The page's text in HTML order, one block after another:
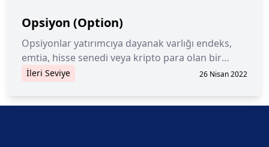
Opsiyon (Option)
Opsiyonlar yatırımcıya dayanak varlığı endeks,
emtia, hisse senedi veya kripto para olan bir
enstrümanı belirli bir tarihte ve belirli bir fiyattan
İleri Seviye 26 Nisan 2022